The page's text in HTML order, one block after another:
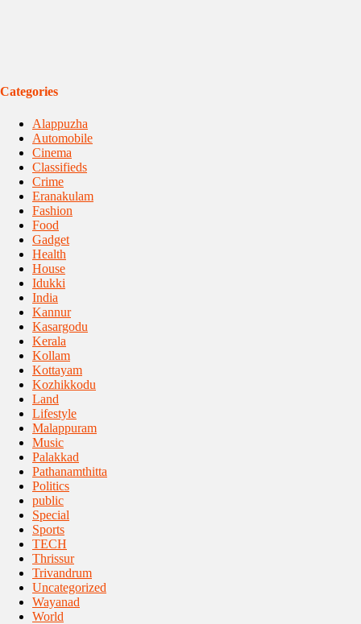
Categories
Alappuzha
Automobile
Cinema
Classifieds
Crime
Eranakulam
Fashion
Food
Gadget
Health
House
Idukki
India
Kannur
Kasargodu
Kerala
Kollam
Kottayam
Kozhikkodu
Land
Lifestyle
Malappuram
Music
Palakkad
Pathanamthitta
Politics
public
Special
Sports
TECH
Thrissur
Trivandrum
Uncategorized
Wayanad
World